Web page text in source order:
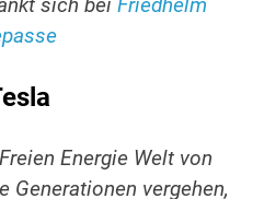
sich bei Friedhelm
Energie Welt von
Generationen vergehen,